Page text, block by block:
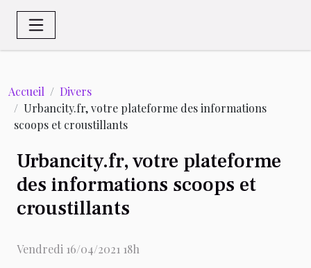
Accueil
Divers
Urbancity.fr, votre plateforme des informations
scoops et croustillants
Urbancity.fr, votre plateforme
des informations scoops et
croustillants
Vendredi 16/04/2021 18h